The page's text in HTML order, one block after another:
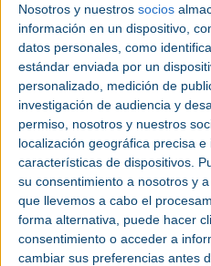
Nosotros y nuestros socios
información en un dispositivo,
datos personales, como
estándar enviada por un
personalizado, medición de
investigación de audiencia y
permiso, nosotros y nuestros
localización geográfica precisa
características de dispositivos.
su consentimiento a nosotros y
que llevemos a cabo el
forma alternativa, puede hacer
consentimiento o acceder a
cambiar sus preferencias antes
VIDEO - El
hidrógeno: la
amoniaco